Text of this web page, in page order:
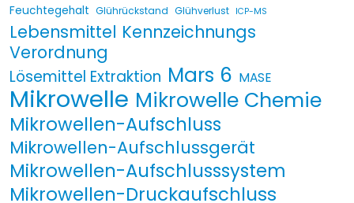
Feuchtegehalt Glührückstand Glühverlust ICP-MS
Lebensmittel Kennzeichnungs
Verordnung
Lösemittel Extraktion Mars 6 MASE
Mikrowelle Mikrowelle Chemie
Mikrowellen-Aufschluss
Mikrowellen-Aufschlussgerät
Mikrowellen-Aufschlusssystem
Mikrowellen-Druckaufschluss